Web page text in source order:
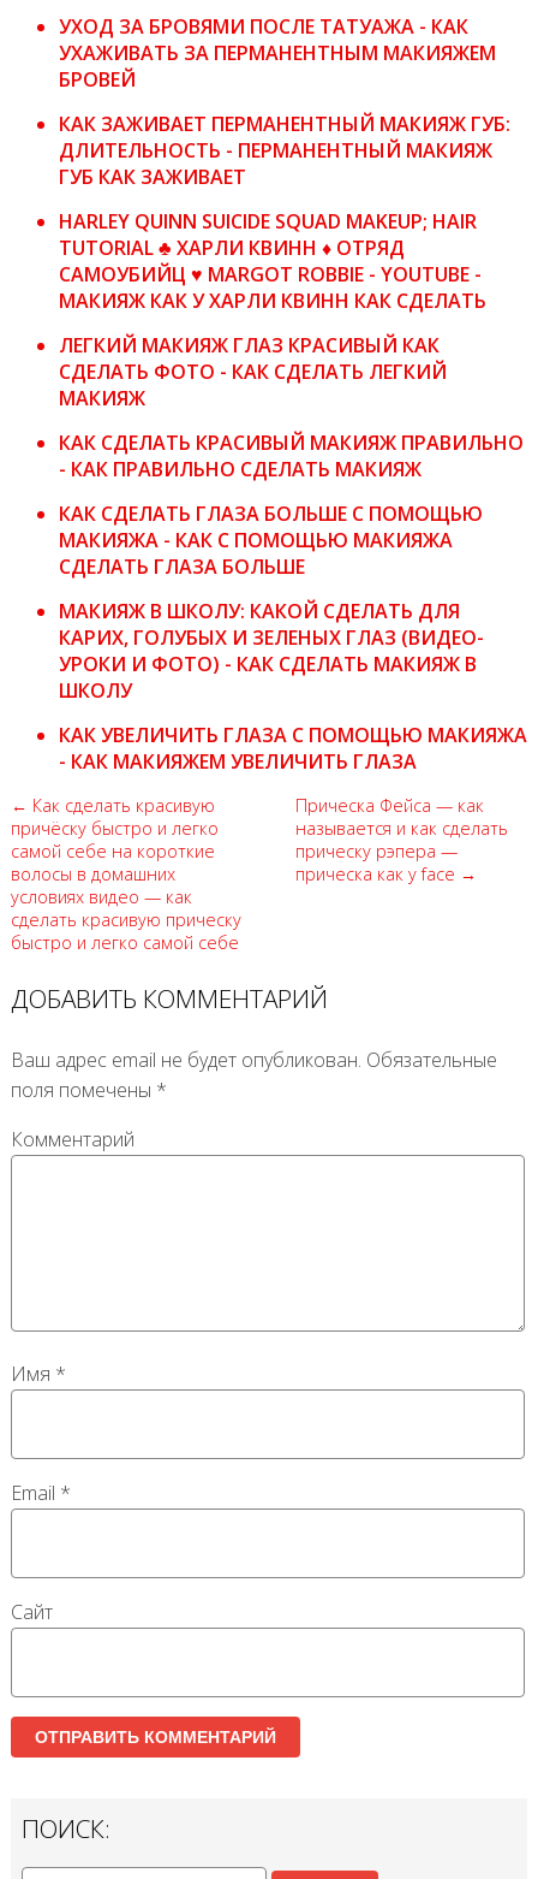
УХОД ЗА БРОВЯМИ ПОСЛЕ ТАТУАЖА - КАК
УХАЖИВАТЬ ЗА ПЕРМАНЕНТНЫМ МАКИЯЖЕМ
БРОВЕЙ
КАК ЗАЖИВАЕТ ПЕРМАНЕНТНЫЙ МАКИЯЖ ГУБ:
ДЛИТЕЛЬНОСТЬ - ПЕРМАНЕНТНЫЙ МАКИЯЖ
ГУБ КАК ЗАЖИВАЕТ
HARLEY QUINN SUICIDE SQUAD MAKEUP; HAIR
TUTORIAL ♣ ХАРЛИ КВИНН ♦ ОТРЯД
САМОУБИЙЦ ♥ MARGOT ROBBIE - YOUTUBE -
МАКИЯЖ КАК У ХАРЛИ КВИНН КАК СДЕЛАТЬ
ЛЕГКИЙ МАКИЯЖ ГЛАЗ КРАСИВЫЙ КАК
СДЕЛАТЬ ФОТО - КАК СДЕЛАТЬ ЛЕГКИЙ
МАКИЯЖ
КАК СДЕЛАТЬ КРАСИВЫЙ МАКИЯЖ ПРАВИЛЬНО
- КАК ПРАВИЛЬНО СДЕЛАТЬ МАКИЯЖ
КАК СДЕЛАТЬ ГЛАЗА БОЛЬШЕ С ПОМОЩЬЮ
МАКИЯЖА - КАК С ПОМОЩЬЮ МАКИЯЖА
СДЕЛАТЬ ГЛАЗА БОЛЬШЕ
МАКИЯЖ В ШКОЛУ: КАКОЙ СДЕЛАТЬ ДЛЯ
КАРИХ, ГОЛУБЫХ И ЗЕЛЕНЫХ ГЛАЗ (ВИДЕО-
УРОКИ И ФОТО) - КАК СДЕЛАТЬ МАКИЯЖ В
ШКОЛУ
КАК УВЕЛИЧИТЬ ГЛАЗА С ПОМОЩЬЮ МАКИЯЖА
- КАК МАКИЯЖЕМ УВЕЛИЧИТЬ ГЛАЗА
← Как сделать красивую
причёску быстро и легко
самой себе на короткие
волосы в домашних
условиях видео — как
сделать красивую прическу
быстро и легко самой себе
Прическа Фейса — как
называется и как сделать
прическу рэпера —
прическа как у face →
ДОБАВИТЬ КОММЕНТАРИЙ
Ваш адрес email не будет опубликован. Обязательные
поля помечены *
Комментарий
Имя *
Email *
Сайт
ПОИСК: